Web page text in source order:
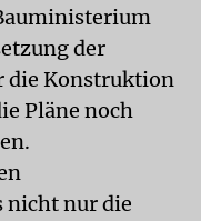
der
die Konstruktion
Pläne noch
nicht nur die